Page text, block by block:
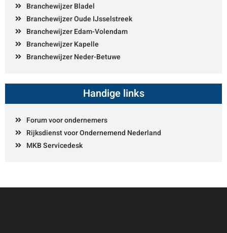
Branchewijzer Bladel
Branchewijzer Oude IJsselstreek
Branchewijzer Edam-Volendam
Branchewijzer Kapelle
Branchewijzer Neder-Betuwe
Handige links
Forum voor ondernemers
Rijksdienst voor Ondernemend Nederland
MKB Servicedesk